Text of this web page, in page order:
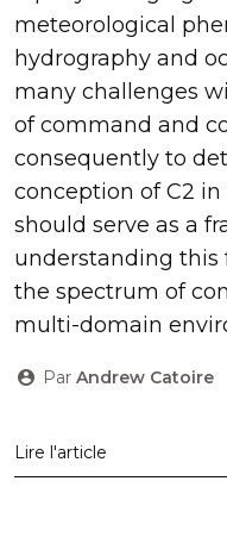
meteorological
hydrography and
many challenges
of command and
consequently to
conception of C2
should serve as a
understanding this
the spectrum of
multi-domain
Par Andrew Catoire
Lire l'article